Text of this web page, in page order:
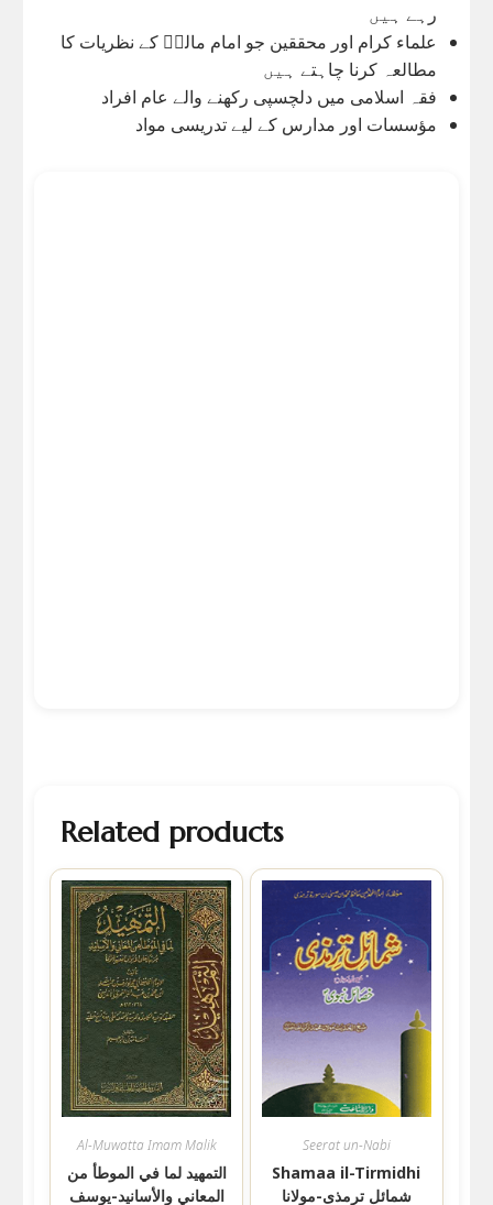
رہے ہیں
علماء کرام اور محققین جو امام مالکؒ کے نظریات کا
مطالعہ کرنا چاہتے ہیں
فقہ اسلامی میں دلچسپی رکھنے والے عام افراد
مؤسسات اور مدارس کے لیے تدریسی مواد
Related products
Al-Muwatta Imam Malik
التمھید لما في الموطأ من
المعاني والأسانيد-يوسف
Seerat un-Nabi
Shamaa il-Tirmidhi
شمائل ترمذی-مولانا